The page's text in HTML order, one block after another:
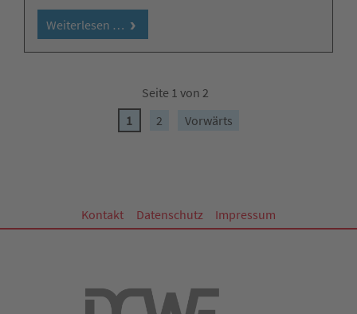
Weiterlesen …
Seite 1 von 2
1
2 Vorwärts
Kontakt Datenschutz Impressum